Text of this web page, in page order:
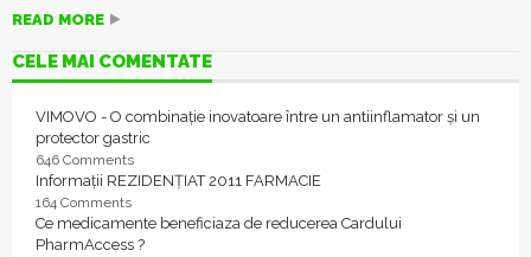
READ MORE
CELE MAI COMENTATE
VIMOVO - O combinație inovatoare între un antiinflamator și un
protector gastric
646 Comments
Informații REZIDENȚIAT 2011 FARMACIE
164 Comments
Ce medicamente beneficiaza de reducerea Cardului
PharmAccess ?